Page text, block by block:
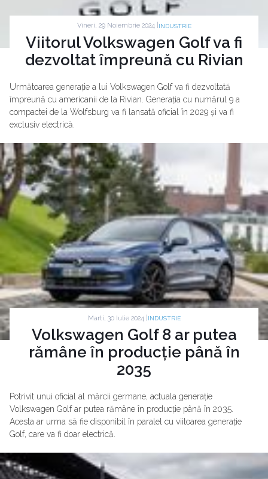
Vineri, 29 Noiembrie 2024 | INDUSTRIE
Viitorul Volkswagen Golf va fi
dezvoltat împreună cu Rivian
Următoarea generație a lui Volkswagen Golf va fi dezvoltată
împreună cu americanii de la Rivian. Generația cu numărul 9 a
compactei de la Wolfsburg va fi lansată oficial în 2029 și va fi
exclusiv electrică.
Marti, 30 Iulie 2024 | INDUSTRIE
Volkswagen Golf 8 ar putea
rămâne în producție până în
2035
Potrivit unui oficial al mărcii germane, actuala generație
Volkswagen Golf ar putea rămâne în producție până în 2035.
Acesta ar urma să fie disponibil în paralel cu viitoarea generație
Golf, care va fi doar electrică.